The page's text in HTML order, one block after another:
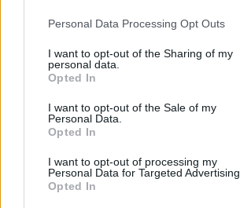
Personal Data Processing Opt Outs
I want to opt-out of the Sharing of my
personal data.
Opted In
I want to opt-out of the Sale of my
Personal Data.
Opted In
I want to opt-out of processing my
Personal Data for Targeted Advertising.
Opted In
semmelweis egyetem
debreceni egyetem